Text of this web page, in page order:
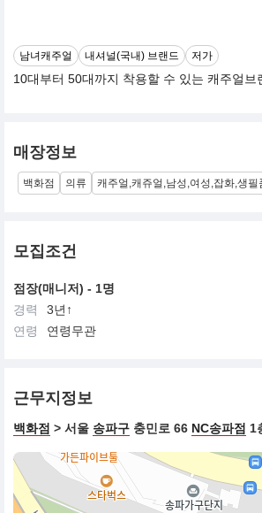
남녀캐주얼 내셔널(국내) 브랜드 저가
10대부터 50대까지 착용할 수 있는 캐주얼브
매장정보
백화점 의류 캐주얼,캐쥬얼,남성,여성,잡화,생필
모집조건
점장(매니저) - 1명
경력
3년↑
연령
연령무관
근무지정보
백화점 > 서울 송파구 충민로 66 NC송파점 1